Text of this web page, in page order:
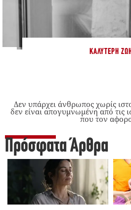
ΚΑΛΎΤΕΡΗ ΖΩΉ
Δεν υπάρχει άνθρωπος χωρίς
δεν είναι απογυμνωμένη από τις
που τον
Πρόσφατα Άρθρα